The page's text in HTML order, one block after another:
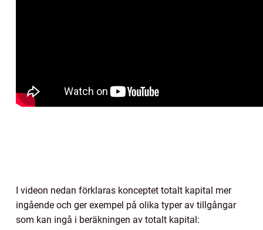
I videon nedan förklaras konceptet totalt kapital mer
ingående och ger exempel på olika typer av tillgångar
som kan ingå i beräkningen av totalt kapital: